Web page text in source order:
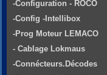
-Configuration - ROCO
-Config -Intellibox
-Prog Moteur LEMACO
- Cablage Lokmaus
-Connécteurs.Décodes